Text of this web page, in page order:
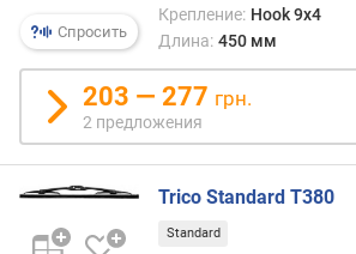
л
е
н
и
я
п
к
Спросить
Крепление: Hook 9x4
Длина: 450 мм
203 — 277 грн.
2 предложения
Trico Standard T380
Standard